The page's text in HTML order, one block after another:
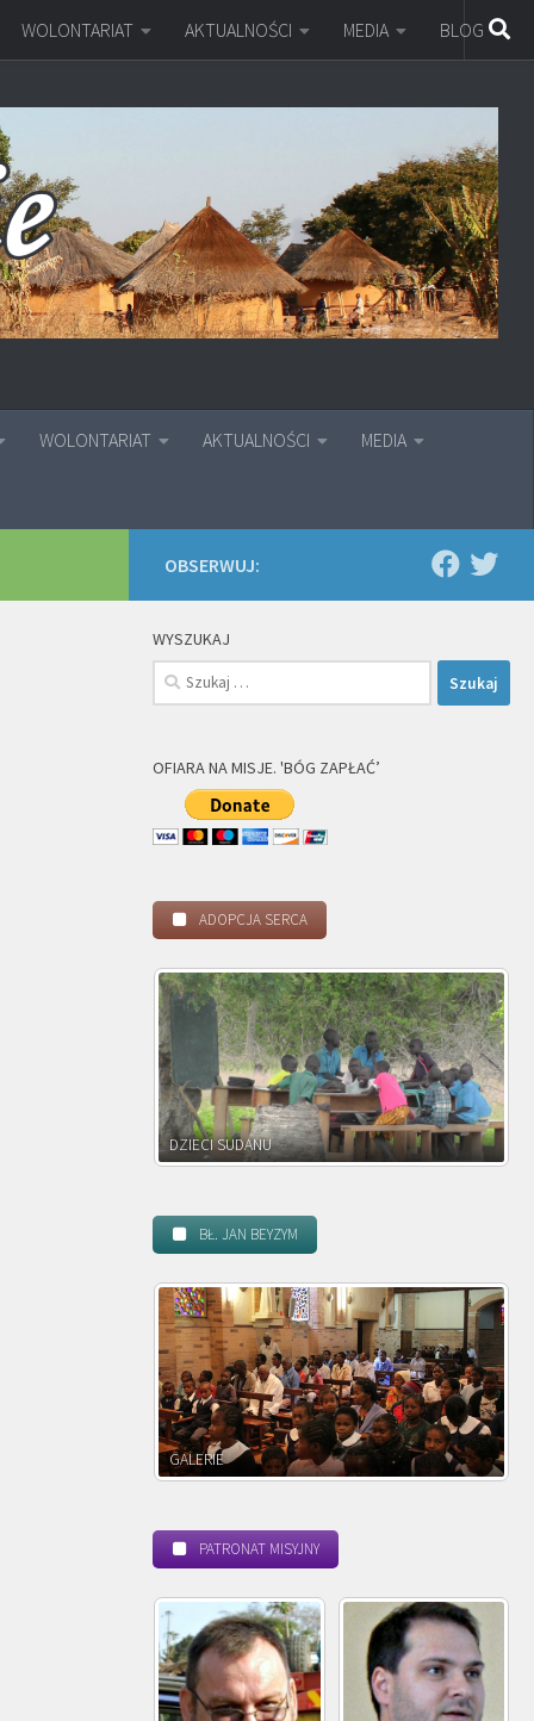
WOLONTARIAT AKTUALNOŚCI MEDIA BLOG
WOLONTARIAT AKTUALNOŚCI MEDIA
OBSERWUJ:
WYSZUKAJ
Szukaj:
OFIARA NA MISJE. 'BÓG ZAPŁAĆ’
ADOPCJA SERCA
DZIECI ZAMBII
BŁ. JAN BEYZYM
POWOŁANIE MISYJNE
PATRONAT MISYJNY